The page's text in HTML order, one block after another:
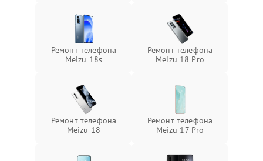
Ремонт телефона
Meizu 18s
Ремонт телефона
Meizu 18 Pro
Ремонт телефона
Meizu 18
Ремонт телефона
Meizu 17 Pro